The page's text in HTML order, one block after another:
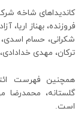
کاندیداهای شاخه
فروزنده، بهناز
شکرانی، حسام
ترکان، مهدی
همچنین فهرست
گلستانه، محمدرضا
است.